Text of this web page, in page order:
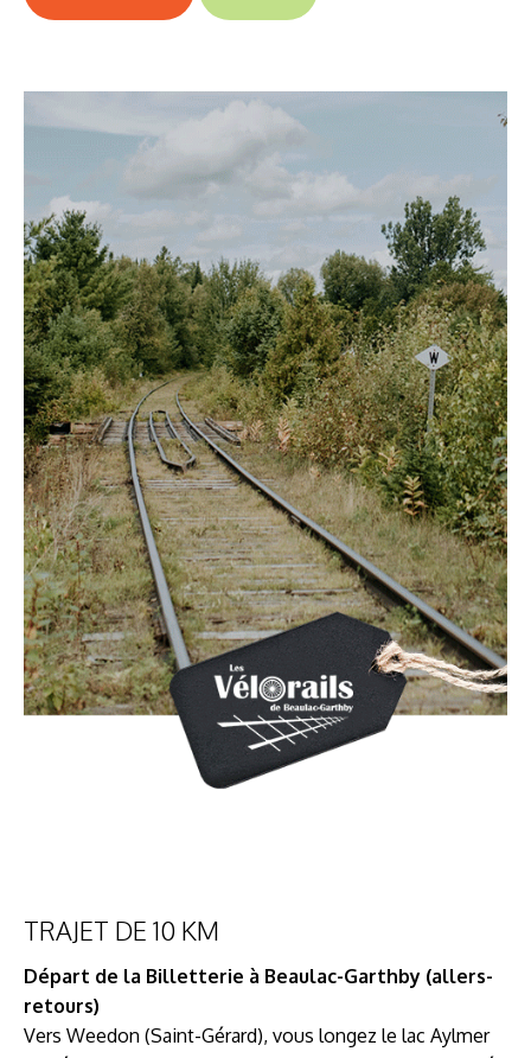
TRAJET DE 10 KM
Départ de la Billetterie à Beaulac-Garthby (allers-
retours)
Vers Weedon (Saint-Gérard), vous longez le lac Aylmer